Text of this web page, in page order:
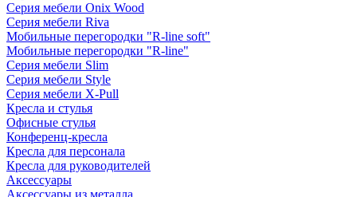
Серия мебели Onix Wood
Серия мебели Riva
Мобильные перегородки "R-line soft"
Мобильные перегородки "R-line"
Серия мебели Slim
Серия мебели Style
Серия мебели X-Pull
Кресла и стулья
Офисные стулья
Конференц-кресла
Кресла для персонала
Кресла для руководителей
Аксессуары
Аксессуары из металла